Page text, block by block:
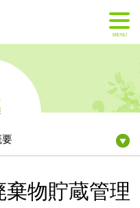
MENU
物貯蔵管理